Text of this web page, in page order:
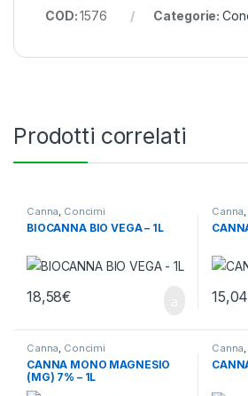
COD:1576 Categorie:
Prodotti correlati
Canna, Concimi
BIOCANNA BIO VEGA – 1L
18,58€
Canna,
15,04
Canna, Concimi
CANNA MONO MAGNESIO
(MG) 7% – 1L
Canna,